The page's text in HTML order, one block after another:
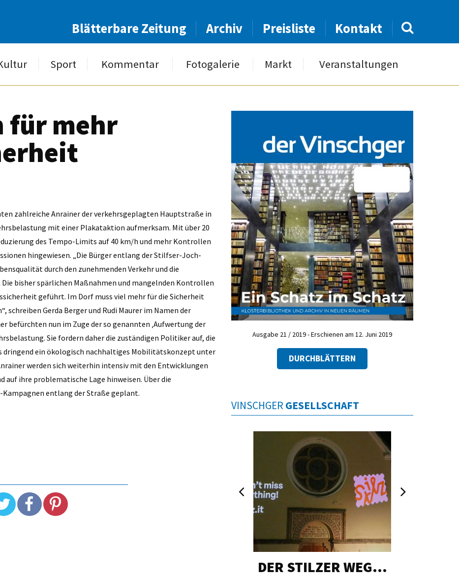
Blätterbare Zeitung Archiv Preisliste Kontakt
Sport Kommentar Fotogalerie Markt Veranstaltungen
für mehr
zahlreiche Anrainer der verkehrsgeplagten Hauptstraße in
mit einer Plakataktion aufmerksam. Mit über 20
des Tempo-Limits auf 40 km/h und mehr Kontrollen
hingewiesen. „Die Bürger entlang der Stilfser-Joch-
durch den zunehmenden Verkehr und die
bisher spärlichen Maßnahmen und mangelnden Kontrollen
geführt. Im Dorf muss viel mehr für die Sicherheit
schreiben Gerda Berger und Rudi Maurer im Namen der
befürchten nun im Zuge der so genannten ‚Aufwertung der
Sie fordern daher die zuständigen Politiker auf, die
dringend ein ökologisch nachhaltiges Mobilitätskonzept unter
werden sich weiterhin intensiv mit den Entwicklungen
ihre problematische Lage hinweisen. Über die
entlang der Straße geplant.
Ausgabe 21 / 2019 - Erschienen am 12. Juni 2019
DURCHBLÄTTERN
VINSCHGER GESELLSCHAFT
DER STILZER WEG…